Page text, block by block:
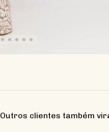
Outros clientes também